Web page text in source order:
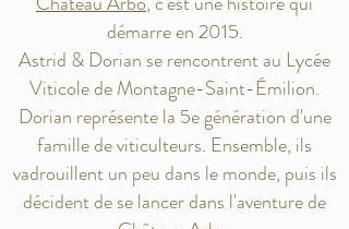
démarre en 2015.
Astrid & Dorian se rencontrent au Lycée
Viticole de Montagne-Saint-Émilion.
Dorian représente la 5e génération d'une
famille de viticulteurs. Ensemble, ils
vadrouillent un peu dans le monde, puis ils
décident de se lancer dans l'aventure de